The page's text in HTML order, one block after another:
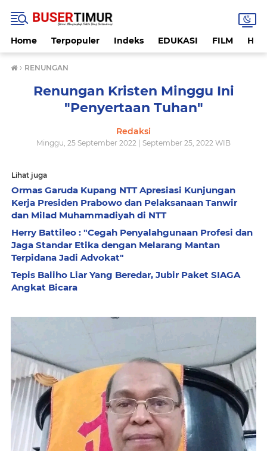
Home Terpopuler Indeks EDUKASI FILM
› RENUNGAN
Renungan Kristen Minggu Ini
"Penyertaan Tuhan"
Redaksi
Minggu, 25 September 2022 | September 25, 2022 WIB
Lihat juga
Ormas Garuda Kupang NTT Apresiasi Kunjungan
Kerja Presiden Prabowo dan Pelaksanaan Tanwir
dan Milad Muhammadiyah di NTT
Herry Battileo : "Cegah Penyalahgunaan Profesi dan
Jaga Standar Etika dengan Melarang Mantan
Terpidana Jadi Advokat"
Tepis Baliho Liar Yang Beredar, Jubir Paket SIAGA
Angkat Bicara